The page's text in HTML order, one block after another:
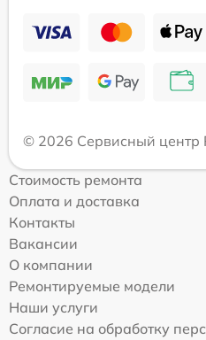
© 2026 Сервисный центр
Стоимость ремонта
Оплата и доставка
Контакты
Вакансии
О компании
Ремонтируемые модели
Наши услуги
Согласие на обработку